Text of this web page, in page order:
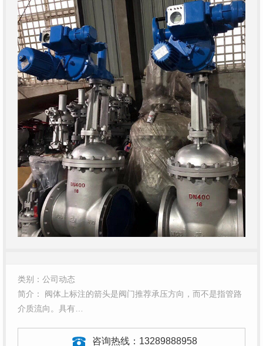
类别：公司动态
简介： 阀体上标注的箭头是阀门推荐承压方向，而不是指管路
介质流向。具有…
咨询热线： 13289888958